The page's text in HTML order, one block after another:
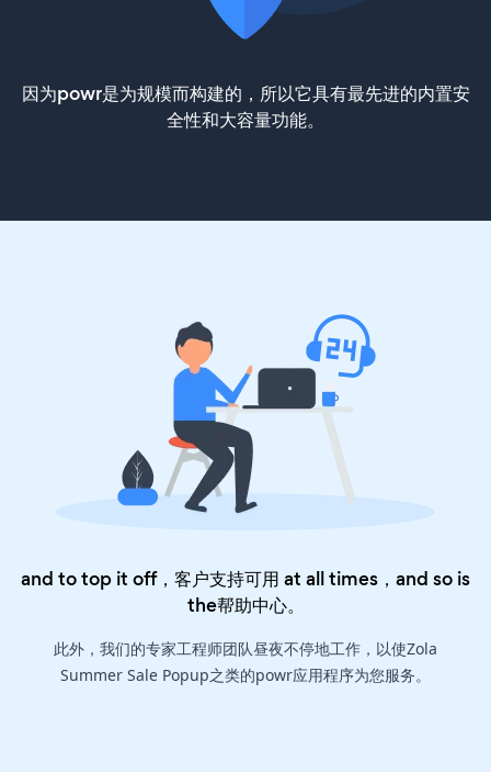
因为powr是为规模而构建的，所以它具有最先进的内置安
全性和大容量功能。
and to top it off，客户支持可用 at all times，and so is
the帮助中心。
此外，我们的专家工程师团队昼夜不停地工作，以使Zola
Summer Sale Popup之类的powr应用程序为您服务。